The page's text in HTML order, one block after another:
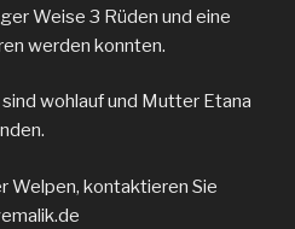
Weise 3 Rüden und eine
werden konnten.
wohlauf und Mutter Etana
Welpen, kontaktieren Sie